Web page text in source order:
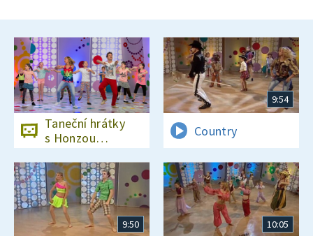
Taneční hrátky
s Honzou
Onderem
9:54
Country
9:50 10:05